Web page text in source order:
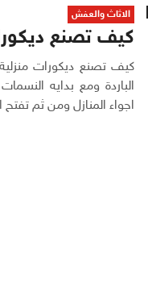
الاثاث والعفش
كيف تصنع
كيف تصنع ديكورات
الباردة ومع بدايه
اجواء المنازل ومن ثم